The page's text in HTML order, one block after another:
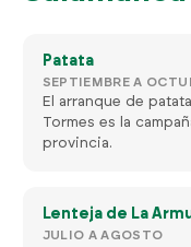
Patata
SEPTIEMBRE A
El arranque de
Tormes es la
provincia.
Lenteja de La
JULIO A AGOSTO